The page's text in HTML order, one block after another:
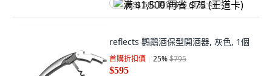
满 $1,500 再省 $75 (王道卡)
reflects 鸚鵡酒保型開酒器, 灰色, 1個
首購折扣價 25%$795
$595